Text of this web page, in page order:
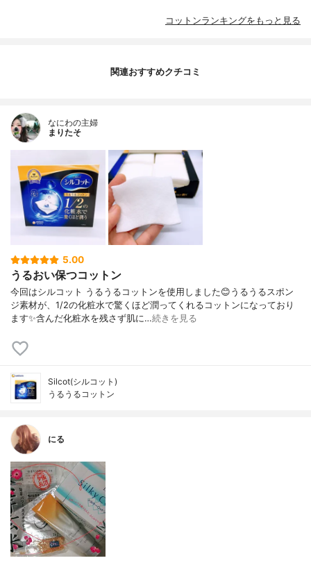
コットンランキングをもっと見る
関連おすすめクチコミ
なにわの主婦
まりたそ
5.00
うるおい保つコットン
今回はシルコット うるうるコットンを使用しました😊うるうるスポン
ジ素材が、1/2の化粧水で驚くほど潤ってくれるコットンになっており
ます✨含んだ化粧水を残さず肌に…続きを見る
Silcot(シルコット)
うるうるコットン
にる